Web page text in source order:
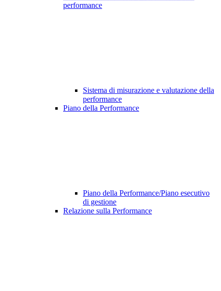
performance
Sistema di misurazione e valutazione della
performance
Piano della Performance
Piano della Performance/Piano esecutivo
di gestione
Relazione sulla Performance